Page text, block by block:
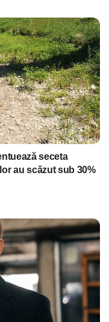
seceta
au scăzut sub 30%